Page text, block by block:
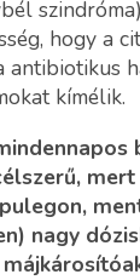
hogy a
antibiotikus
kímélik.
nagy